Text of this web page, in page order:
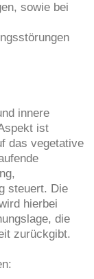
sowie bei
innere
ist
das vegetative
steuert. Die
hierbei
die
zurückgibt.